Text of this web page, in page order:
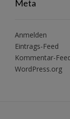
Meta
Anmelden
Eintrags-Feed
Kommentar-
WordPress.org